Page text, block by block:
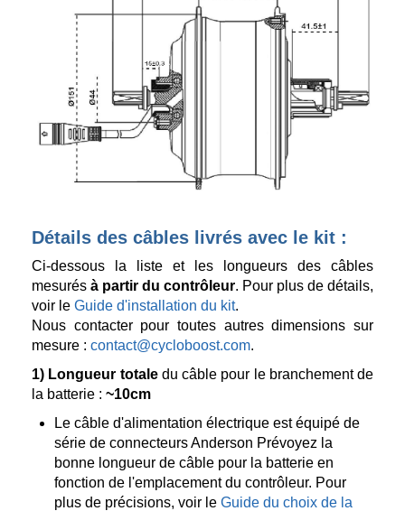
Détails des câbles livrés avec le kit :
Ci-dessous la liste et les longueurs des câbles
mesurés à partir du contrôleur. Pour plus de détails,
voir le Guide d'installation du kit.
Nous contacter pour toutes autres dimensions sur
mesure : contact@cycloboost.com.
1) Longueur totaledu câble pour le branchement de
la batterie : ~10cm
Le câble d'alimentation électrique est équipé de
série de connecteurs Anderson Prévoyez la
bonne longueur de câble pour la batterie en
fonction de l'emplacement du contrôleur. Pour
plus de précisions, voir le Guide du choix de la